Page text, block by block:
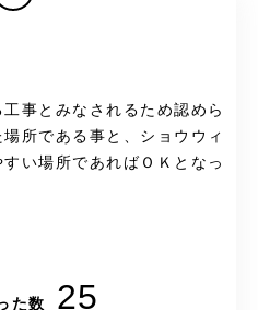
事とみなされるため認めら
所である事と、ショウウィ
い場所であればＯＫとなっ
た数 25